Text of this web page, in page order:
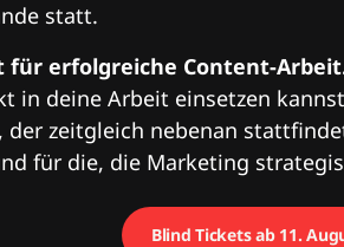
statt.
für erfolgreiche Content-
in deine Arbeit einsetzen
, der zeitgleich nebenan
für die, die Marketing
Blind Tickets ab 11.